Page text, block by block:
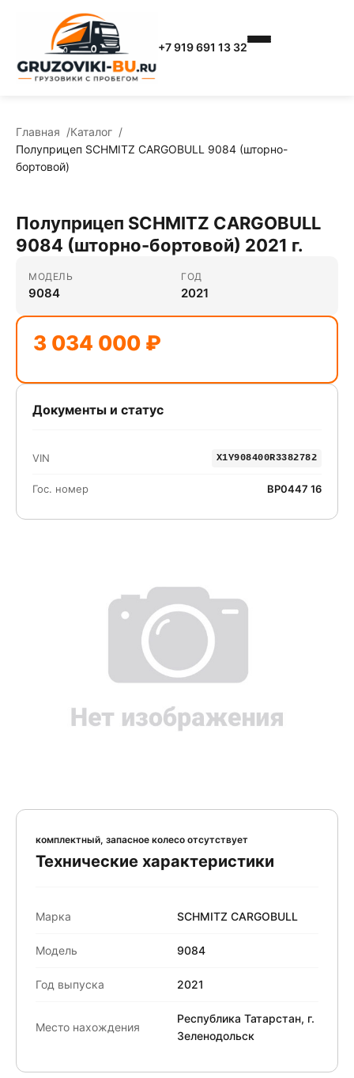
+7 919 691 13 32
Главная
Каталог
Полуприцеп SCHMITZ CARGOBULL 9084 (шторно-
бортовой)
комплектный, запасное колесо отсутствует
Технические характеристики
Марка SCHMITZ CARGOBULL
Модель 9084
Год выпуска 2021
Место нахождения
Республика Татарстан, г.
Зеленодольск
Полуприцеп SCHMITZ CARGOBULL
9084 (шторно-бортовой) 2021 г.
МОДЕЛЬ
9084
ГОД
2021
3 034 000 ₽
Документы и статус
VIN X1Y908400R3382782
Гос. номер ВР0447 16